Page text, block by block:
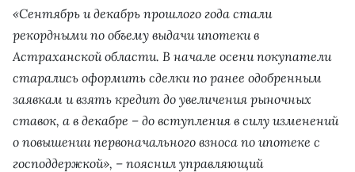
«Сентябрь и декабрь прошлого года стали
рекордными по объему выдачи ипотеки в
Астраханской области. В начале осени покупатели
старались оформить сделки по ранее одобренным
заявкам и взять кредит до увеличения рыночных
ставок, а в декабре – до вступления в силу изменений
о повышении первоначального взноса по ипотеке с
господдержкой», – пояснил управляющий